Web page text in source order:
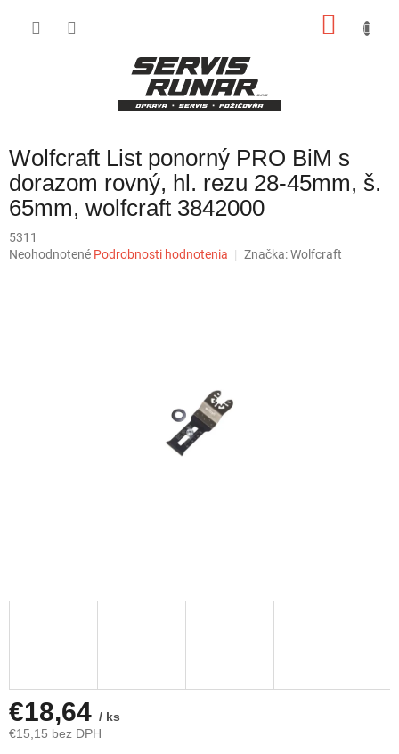
Wolfcraft List ponorný PRO BiM s
dorazom rovný, hl. rezu 28-45mm, š.
65mm, wolfcraft 3842000
5311
Priemerné
Neohodnotené Podrobnosti hodnotenia Značka:Wolfcraft
€18,64 / ks
€15,15 bez DPH